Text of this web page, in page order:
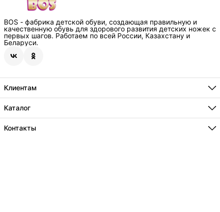
BOS - фабрика детской обуви, создающая правильную и
качественную обувь для здорового развития детских ножек с
первых шагов. Работаем по всей России, Казахстану и
Беларуси.
Клиентам
Способы оплаты
Где купить
Информация
Каталог
Бестселлеры
Новинки
Контакты